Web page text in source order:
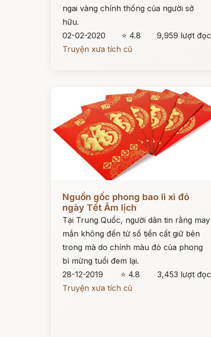
ngai vàng chính thống của người sở
hữu.
02-02-2020
⭐ 4.8
9,959 lượt đọc
Truyện xưa tích cũ
Đọc ngay
Nguồn gốc phong bao lì xì đỏ
ngày Tết Âm lịch
Tại Trung Quốc, người dân tin rằng may
mắn không đến từ số tiền cất giữ bên
trong mà do chính màu đỏ của phong
bì mừng tuổi đem lại.
28-12-2019
⭐ 4.8
3,453 lượt đọc
Truyện xưa tích cũ